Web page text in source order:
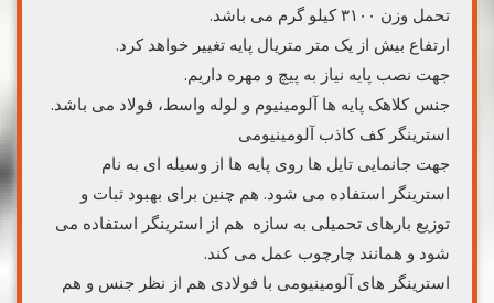
تحمل وزن ۳۱۰۰ کیلو گرم می باشد.
ارتفاع بیش از یک متر متریال پایه تغییر خواهد کرد.
جهت نصب پایه نیاز به پیچ و مهره داریم.
جنس کلاهک پایه ها آلومینیوم و لوله واسط، فولاد می باشد.
استرینگر کف کاذب آلومینیومی
جهت جانمایی تایل ها روی پایه ها از وسیله ای به نام
استرینگر استفاده می شود. هم چنین برای بهبود ثبات و
توزیع بارهای تحمیلی به سازه هم از استرینگر استفاده می
شود و همانند چارچوب عمل می کند.
استرینگر های آلومینیومی با فولادی هم از نظر جنس و هم